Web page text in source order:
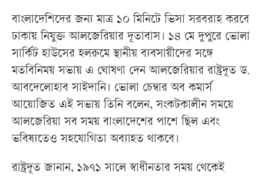
বাংলাদেশিদের জন্য মাত্র ১০ মিনিটে ভিসা সরবরাহ করবে
ঢাকায় নিযুক্ত আলজেরিয়ার দূতাবাস। ১৪ মে দুপুরে ভোলা
সার্কিট হাউসের হলরুমে স্থানীয় ব্যবসায়ীদের সঙ্গে
মতবিনিময় সভায় এ ঘোষণা দেন আলজেরিয়ার রাষ্ট্রদূত ড.
আবদেলোহাব সাইদানি। ভোলা চেম্বার অব কমার্স
আয়োজিত এই সভায় তিনি বলেন, সংকটকালীন সময়ে
আলজেরিয়া সব সময় বাংলাদেশের পাশে ছিল এবং
ভবিষ্যতেও সহযোগিতা অব্যাহত থাকবে।
রাষ্ট্রদূত জানান, ১৯৭১ সালে স্বাধীনতার সময় থেকেই